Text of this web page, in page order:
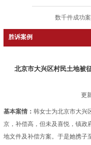
数千件成功
胜诉案例
北京市大兴区村民土地被
更
基本案情： 韩女士为北京市大兴
京，补偿高，但未及喜悦，镇政
地文件及补偿方案。于是她携子